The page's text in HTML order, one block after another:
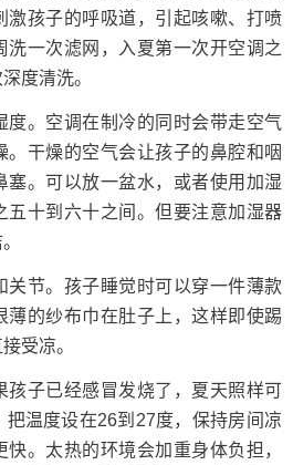
激孩子的呼吸道，引起咳嗽、打喷
洗一次滤网，入夏第一次开空调之
度清洗。
。空调在制冷的同时会带走空气
。干燥的空气会让孩子的鼻腔和咽
塞。可以放一盆水，或者使用加湿
五十到六十之间。但要注意加湿器
节。孩子睡觉时可以穿一件薄款
薄的纱布巾在肚子上，这样即使踢
受凉。
子已经感冒发烧了，夏天照样可
温度设在26到27度，保持房间凉
。太热的环境会加重身体负担，